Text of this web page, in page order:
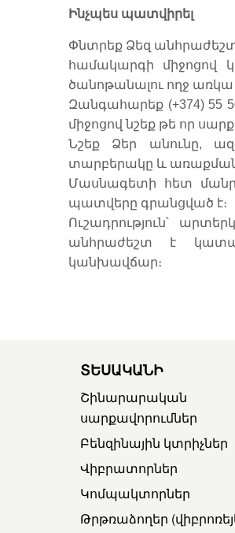
Ինչպես պատվիրել
Փնտրեք Ձեզ
համակարգի
ծանոթանալու ողջ
Զանգահարեք (+374) 55
միջոցով նշեք թե որ
Նշեք Ձեր անունը,
տարբերակը և
Մասնագետի հետ
պատվերը գրանցված է։
Ուշադրություն՝
անհրաժեշտ է
կանխավճար։
ՏԵՍԱԿԱՆԻ
Շինարարական
սարքավորումներ
Բենզինային կտրիչներ
Վիբրատորներ
Կոմպակտորներ
Թրթռաձողեր